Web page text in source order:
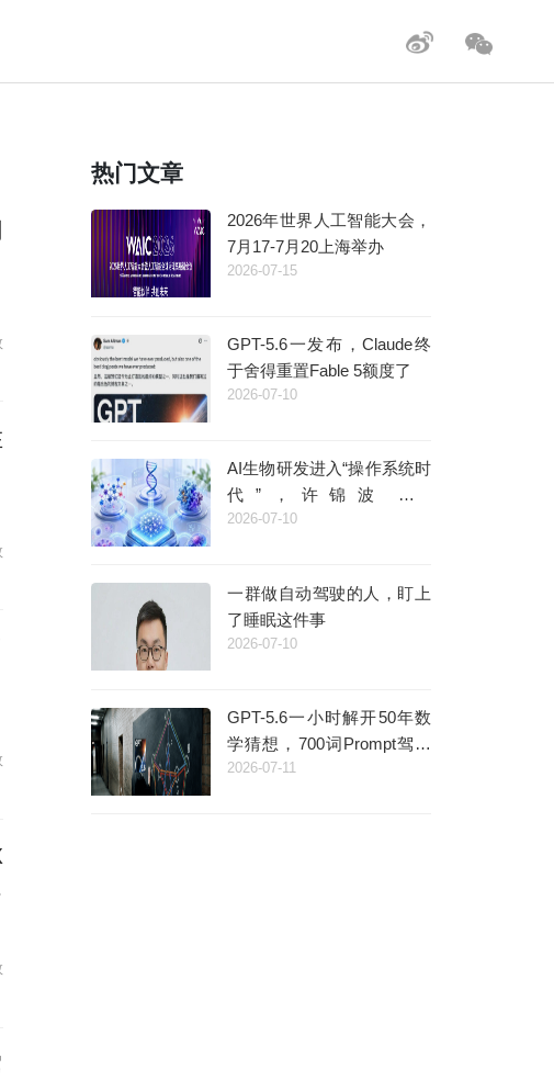
热门文章
2026年世界人工智能大会，
7月17-7月20上海举办
2026-07-15
GPT-5.6一发布，Claude终
于舍得重置Fable 5额度了
2026-07-10
AI生物研发进入“操作系统时
代”，许锦波团队
MoleculeOS正式开放
2026-07-10
一群做自动驾驶的人，盯上
了睡眠这件事
2026-07-10
GPT-5.6一小时解开50年数
学猜想，700词Prompt驾驭
64个子Agent
2026-07-11